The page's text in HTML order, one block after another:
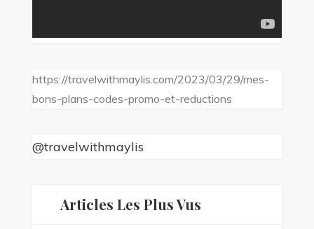
https://travelwithmaylis.com/2023/03/29/mes-
bons-plans-codes-promo-et-reductions
@travelwithmaylis
Articles Les Plus Vus